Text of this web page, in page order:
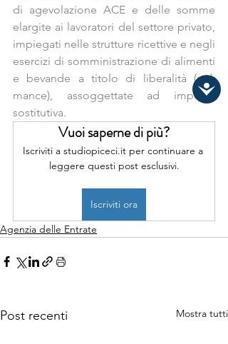
di agevolazione ACE e delle somme
elargite ai lavoratori del settore privato,
impiegati nelle strutture ricettive e negli
esercizi di somministrazione di alimenti
e bevande a titolo di liberalità (c.d.
mance), assoggettate ad imposta
sostitutiva.
Vuoi saperne di più?
Iscriviti a studiopiceci.it per continuare a
leggere questi post esclusivi.
Iscriviti ora
Agenzia delle Entrate
Post recenti Mostra tutti